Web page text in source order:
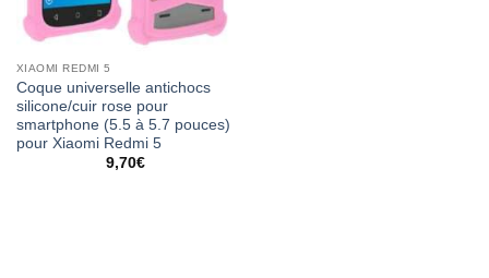
XIAOMI REDMI 5
Coque universelle antichocs
silicone/cuir rose pour
smartphone (5.5 à 5.7 pouces)
pour Xiaomi Redmi 5
9,70€